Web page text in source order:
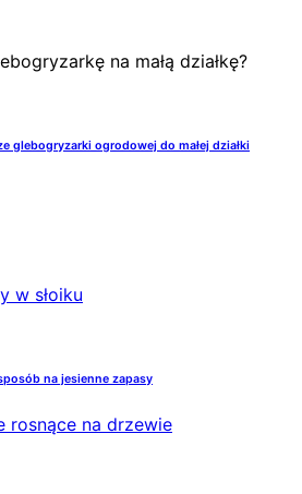
glebogryzarki ogrodowej do małej działki
na jesienne zapasy